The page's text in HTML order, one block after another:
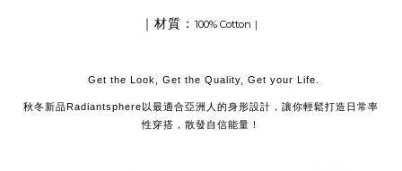
｜材質： 100% Cotton
Get the Look, Get the Quality, Get your Life.
秋冬新品Radiantsphere以最適合亞洲人的身形設計，讓你輕鬆打造日常率
性穿搭，散發自信能量！